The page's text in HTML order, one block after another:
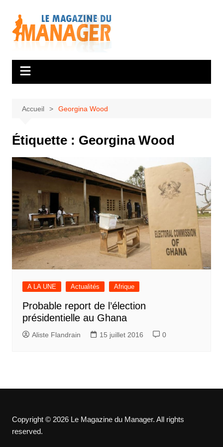
contenu
Accueil Georgina Wood
Étiquette : Georgina Wood
A LA UNE Actualités Afrique
Probable report de l’élection
présidentielle au Ghana
Aliste Flandrain 15 juillet 2016 0
Copyright © 2026 Le Magazine du Manager. All rights
reserved.